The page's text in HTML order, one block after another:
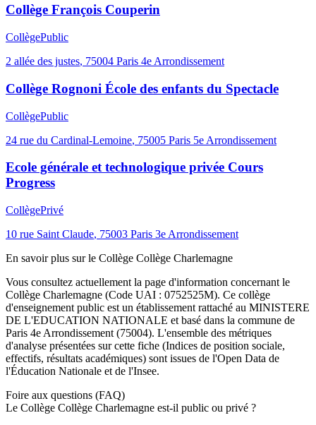
Collège François Couperin
CollègePublic
2 allée des justes, 75004 Paris 4e Arrondissement
Collège Rognoni École des enfants du Spectacle
CollègePublic
24 rue du Cardinal-Lemoine, 75005 Paris 5e Arrondissement
Ecole générale et technologique privée Cours
Progress
CollègePrivé
10 rue Saint Claude, 75003 Paris 3e Arrondissement
En savoir plus sur le Collège Collège Charlemagne
Vous consultez actuellement la page d'information concernant le
Collège Charlemagne (Code UAI : 0752525M). Ce collège
d'enseignement public est un établissement rattaché au MINISTERE
DE L'EDUCATION NATIONALE et basé dans la commune de
Paris 4e Arrondissement (75004). L'ensemble des métriques
d'analyse présentées sur cette fiche (Indices de position sociale,
effectifs, résultats académiques) sont issues de l'Open Data de
l'Éducation Nationale et de l'Insee.
Foire aux questions (FAQ)
Le Collège Collège Charlemagne est-il public ou privé ?